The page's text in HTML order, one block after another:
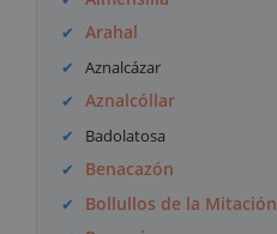
Arahal
Aznalcázar
Aznalcóllar
Badolatosa
Benacazón
Bollullos de la Mitación